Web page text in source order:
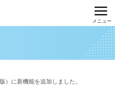
メニュー
）に新機能を追加しました。